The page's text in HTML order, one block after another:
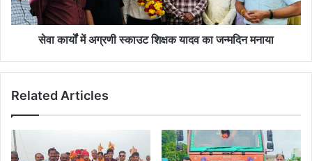
का
जन्मदिन
सेवा कार्यों में अग्रणी स्काउट शिक्षक यादव का जन्मदिन मनाया
Related Articles